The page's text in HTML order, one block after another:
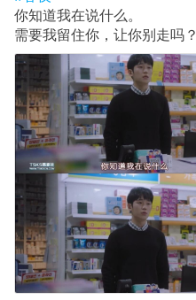
你知道我在说什么。
需要我留住你，让你别走吗？